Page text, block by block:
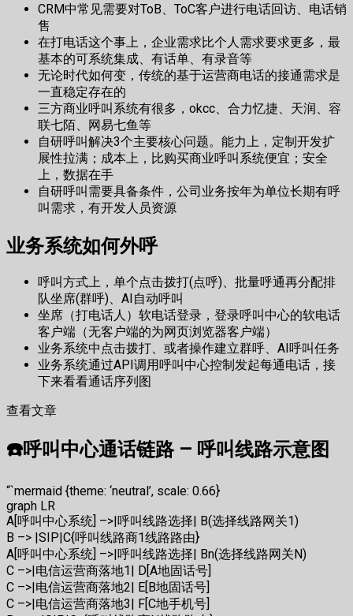
CRM中常见需要对ToB、ToC客户进行电话回访、电话销
售
在打电话这个事上，企业需求比个人需求要求更多，最
基本的可系统集成、有话单、有录音等
无论时代如何变，传统的基于运营商电话的接通需求是
一直稳定存在的
三方商业呼叫系统有很多，okcc、合力忆捷、天润、容
联七陌、网易七鱼等
自研呼叫解决3个主要核心问题。能力上，定制开发扩
展性拉满；成本上，比购买商业呼叫系统便宜；安全
上，数据在手
自研呼叫需要具备条件，公司业务按年为单位长期有呼
叫需求，有开发人员资源
业务系统如何外呼
呼叫方式上，单个点击拨打(点呼)、批量呼通再分配排
队坐席(群呼)、AI自动呼叫
坐席（打电话人）软电话登录，登录呼叫中心的软电话
客户端（无客户端的为网页浏览器客户端）
业务系统中点击拨打、或者操作建立群呼、AI呼叫任务
业务系统通过API调用呼叫中心控制发起每通电话，接
下来看看通话序列图
查看文章
☎️呼叫中心通话链路 – 呼叫线路示意图
“`mermaid {theme: ‘neutral’, scale: 0.66}
graph LR
A[呼叫中心系统] –>|呼叫线路选择| B(选择线路网关1)
B –> |SIP|C{呼叫线路商1线路路由}
A[呼叫中心系统] –>|呼叫线路选择| Bn(选择线路网关N)
C –>|电信运营商落地1| D[A地固话号]
C –>|电信运营商落地2| E[B地固话号]
C –>|电信运营商落地3| F[C地手机号]